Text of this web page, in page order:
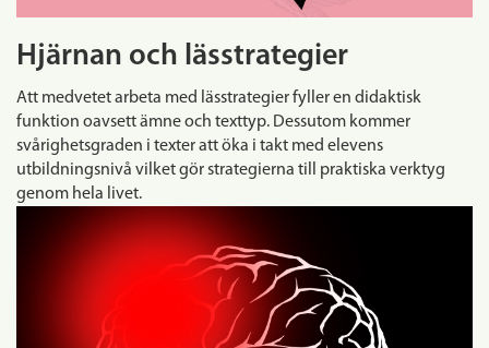
Hjärnan och lässtrategier
Att medvetet arbeta med lässtrategier fyller en didaktisk
funktion oavsett ämne och texttyp. Dessutom kommer
svårighetsgraden i texter att öka i takt med elevens
utbildningsnivå vilket gör strategierna till praktiska verktyg
genom hela livet.